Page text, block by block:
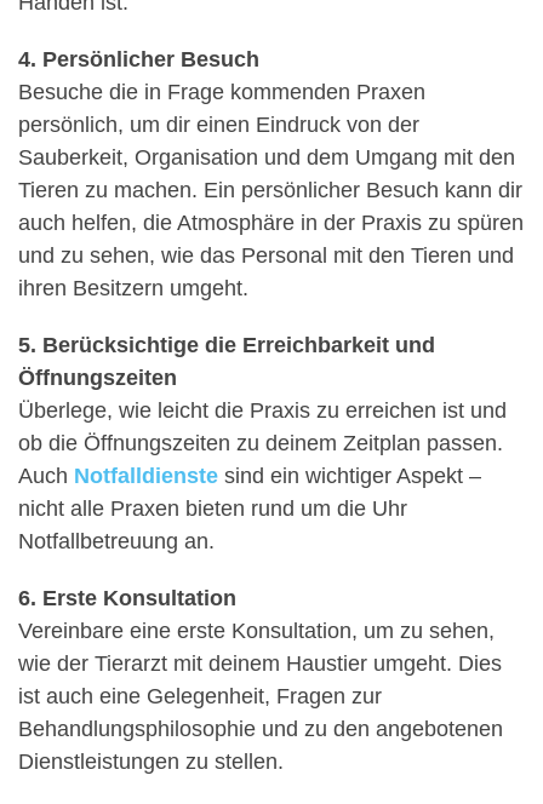
4. Persönlicher Besuch
Besuche die in Frage kommenden Praxen
persönlich, um dir einen Eindruck von der
Sauberkeit, Organisation und dem Umgang mit den
Tieren zu machen. Ein persönlicher Besuch kann dir
auch helfen, die Atmosphäre in der Praxis zu spüren
und zu sehen, wie das Personal mit den Tieren und
ihren Besitzern umgeht.
5. Berücksichtige die Erreichbarkeit und
Öffnungszeiten
Überlege, wie leicht die Praxis zu erreichen ist und
ob die Öffnungszeiten zu deinem Zeitplan passen.
Auch Notfalldienste sind ein wichtiger Aspekt –
nicht alle Praxen bieten rund um die Uhr
Notfallbetreuung an.
6. Erste Konsultation
Vereinbare eine erste Konsultation, um zu sehen,
wie der Tierarzt mit deinem Haustier umgeht. Dies
ist auch eine Gelegenheit, Fragen zur
Behandlungsphilosophie und zu den angebotenen
Dienstleistungen zu stellen.